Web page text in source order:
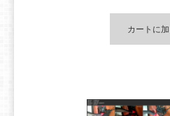
カートに